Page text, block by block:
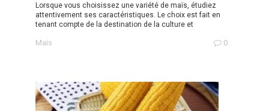
Lorsque vous choisissez une variété de maïs, étudiez
attentivement ses caractéristiques. Le choix est fait en
tenant compte de la destination de la culture et
Maïs 0